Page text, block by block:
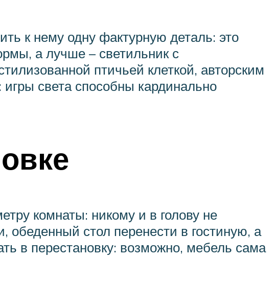
к нему одну фактурную деталь: это
а лучше – светильник с
птичьей клеткой, авторским
света способны кардинально
комнаты: никому и в голову не
обеденный стол перенести в гостиную, а
в перестановку: возможно, мебель сама